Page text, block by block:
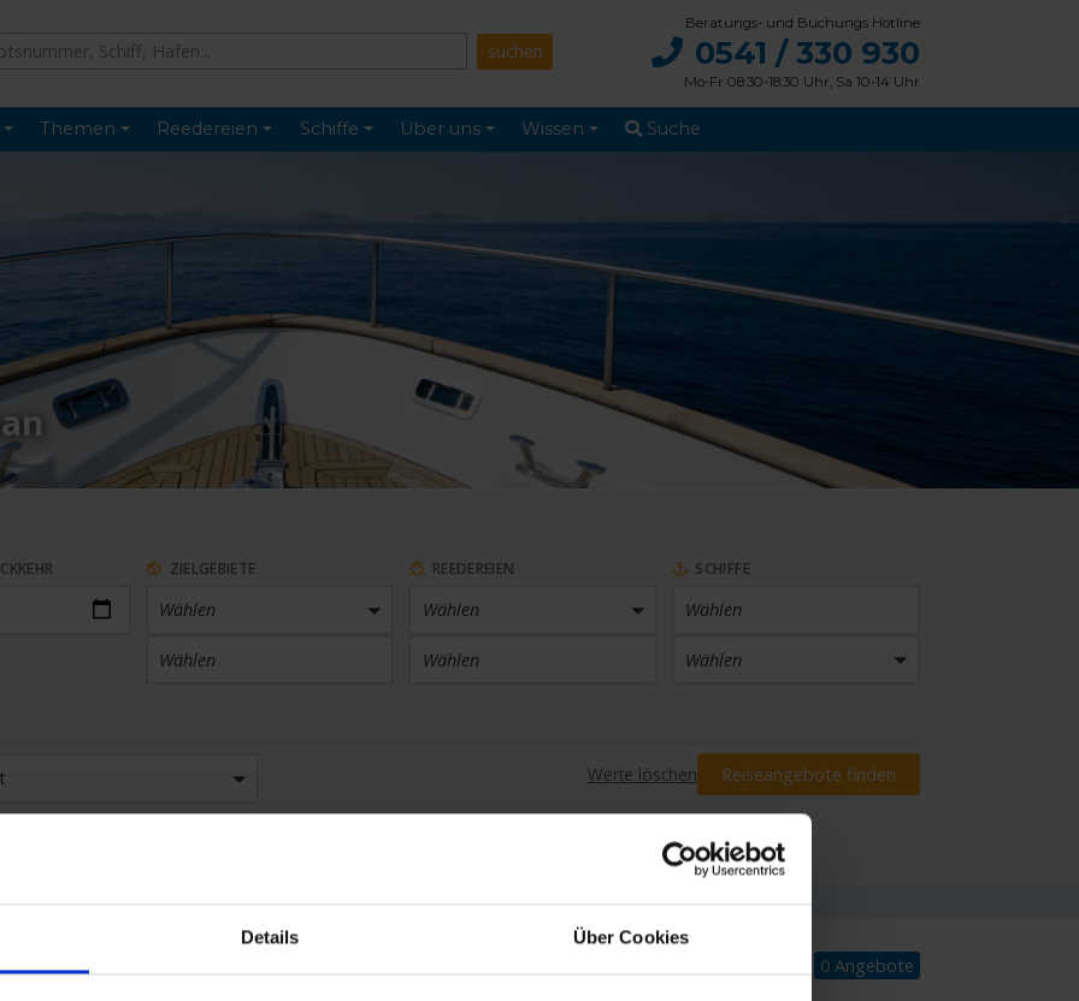
Details Über Cookies
Beratungs- und Buchungs Hotline
0541 / 330 930
Mo-Fr 08:30-18:30 Uhr, Sa 10-14 Uhr
Themen Reedereien Schiffe Über uns Wissen Suche
ZIELGEBIETE
Wählen
Wählen
REEDEREIEN
Wählen
Wählen
SCHIFFE
Wählen
Wählen
Wählen
PREIS
Preis eingrenzen
Wählen
INKLUSIVLEISTUNGEN
Wählen
Werte löschen Reiseangebote finden
0 Angebote